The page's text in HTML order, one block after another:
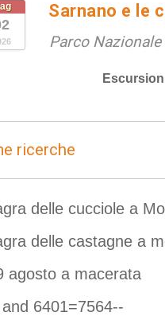
Sarnano e le
Parco
ricerche
delle cucciole a
delle castagne a
agosto a macerata
6401=7564--